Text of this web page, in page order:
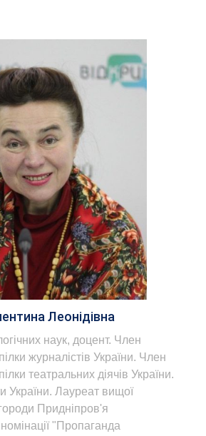
Леонідівна
наук, доцент. Член
журналістів України. Член
театральних діячів України.
України. Лауреат вищої
Придніпров'я
"Пропаганда